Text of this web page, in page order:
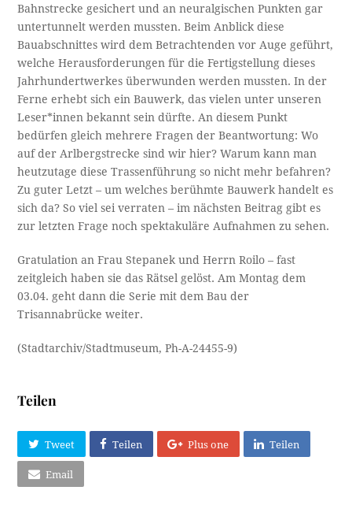
Bahnstrecke gesichert und an neuralgischen Punkten gar
untertunnelt werden mussten. Beim Anblick diese
Bauabschnittes wird dem Betrachtenden vor Auge geführt,
welche Herausforderungen für die Fertigstellung dieses
Jahrhundertwerkes überwunden werden mussten. In der
Ferne erhebt sich ein Bauwerk, das vielen unter unseren
Leser*innen bekannt sein dürfte. An diesem Punkt
bedürfen gleich mehrere Fragen der Beantwortung: Wo
auf der Arlbergstrecke sind wir hier? Warum kann man
heutzutage diese Trassenführung so nicht mehr befahren?
Zu guter Letzt – um welches berühmte Bauwerk handelt es
sich da? So viel sei verraten – im nächsten Beitrag gibt es
zur letzten Frage noch spektakuläre Aufnahmen zu sehen.
Gratulation an Frau Stepanek und Herrn Roilo – fast
zeitgleich haben sie das Rätsel gelöst. Am Montag dem
03.04. geht dann die Serie mit dem Bau der
Trisannabrücke weiter.
(Stadtarchiv/Stadtmuseum, Ph-A-24455-9)
Teilen
Tweet Teilen Plus one Teilen
Email